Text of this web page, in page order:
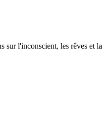
sur l'inconscient, les rêves et la